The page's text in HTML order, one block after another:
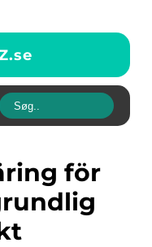
se